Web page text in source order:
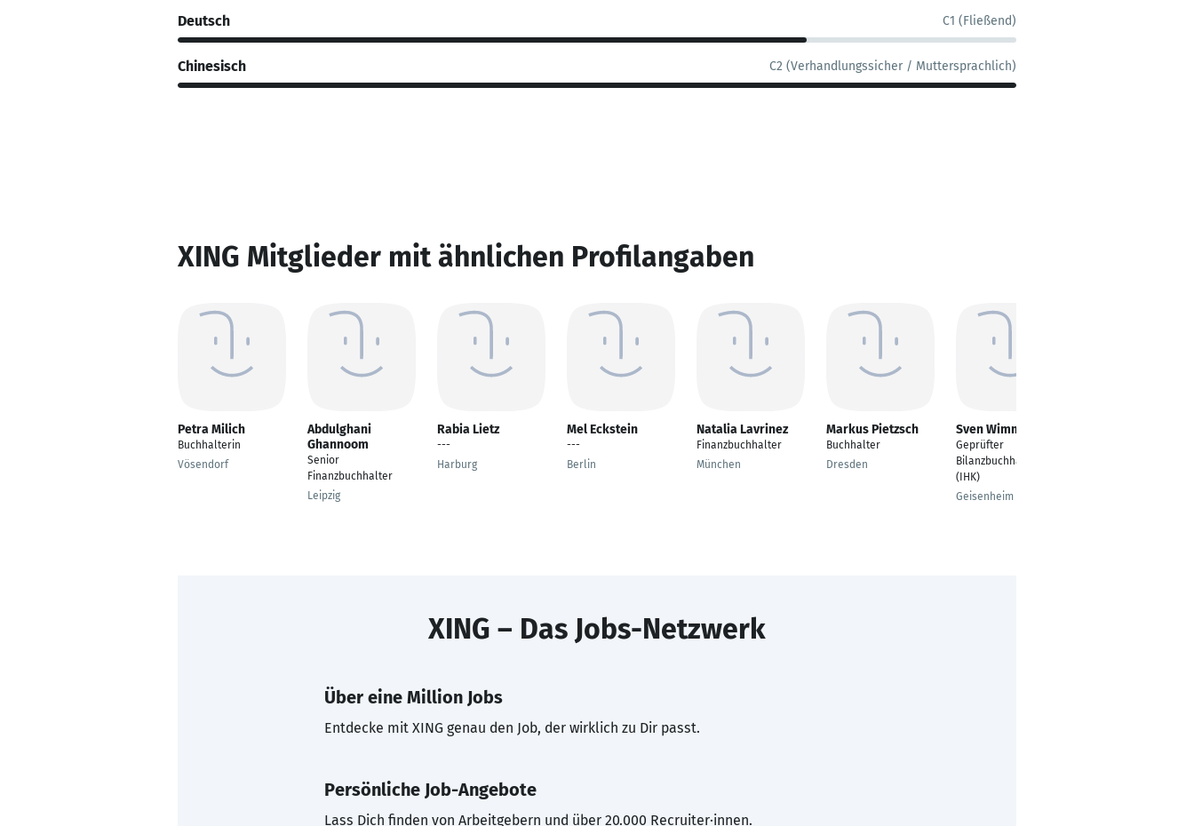
Deutsch C1 (Fließend)
Chinesisch C2 (Verhandlungssicher / Muttersprachlich)
XING Mitglieder mit ähnlichen Profilangaben
Petra Milich
Buchhalterin
Vösendorf
Abdulghani
Ghannoom
Senior
Finanzbuchhalter
Leipzig
Rabia Lietz
---
Harburg
Mel Eckstein
---
Berlin
Natalia Lavrinez
Finanzbuchhalter
München
Markus Pietzsch
Buchhalter
Dresden
Sven Wimmer
Geprüfter
Bilanzbuchhalter
(IHK)
Geisenheim
XING – Das Jobs-Netzwerk
Über eine Million Jobs
Entdecke mit XING genau den Job, der wirklich zu Dir passt.
Persönliche Job-Angebote
Lass Dich finden von Arbeitgebern und über 20.000 Recruiter·innen.